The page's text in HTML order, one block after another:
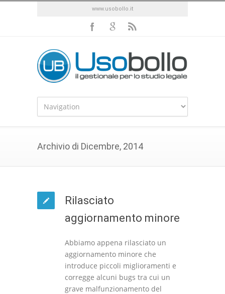
www.usobollo.it
Archivio di Dicembre, 2014
Rilasciato
aggiornamento minore
Abbiamo appena rilasciato un
aggiornamento minore che
introduce piccoli miglioramenti e
corregge alcuni bugs tra cui un
grave malfunzionamento del